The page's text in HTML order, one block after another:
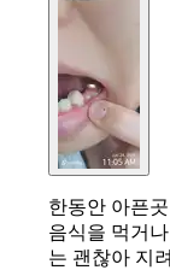
한동안 아픈
음식을 먹거
는 괜찮아 지